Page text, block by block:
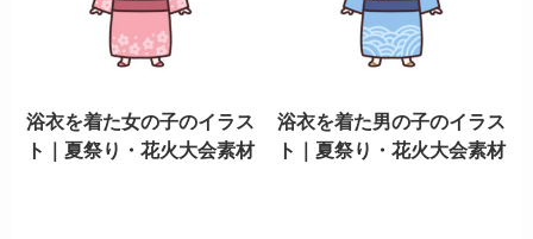
浴衣を着た女の子のイラス
ト｜夏祭り・花火大会素材
浴衣を着た男の子のイラス
ト｜夏祭り・花火大会素材